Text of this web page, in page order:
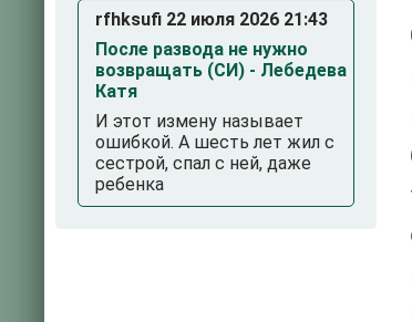
rfhksufi 22 июля 2026 21:43
После развода не нужно
возвращать (СИ) - Лебедева
Катя
И этот измену называет
ошибкой. А шесть лет жил с
сестрой, спал с ней, даже
ребенка